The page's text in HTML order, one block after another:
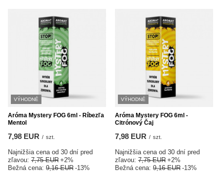
VÝHODNÉ
Aróma Mystery FOG 6ml - Ríbezľa
Mentol
7,98 EUR / szt.
Najnižšia cena od 30 dní pred
zľavou: 7,75 EUR +2%
Bežná cena: 9,16 EUR -13%
VÝHODNÉ
Aróma Mystery FOG 6ml -
Citrónový Čaj
7,98 EUR / szt.
Najnižšia cena od 30 dní pred
zľavou: 7,75 EUR +2%
Bežná cena: 9,16 EUR -13%